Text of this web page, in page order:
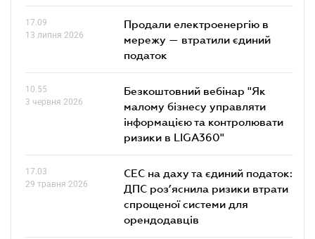
17.09
13 липня 2026
Продали електроенергію в
мережу — втратили єдиний
податок
10.55
3 червня 2026
Безкоштовний вебінар "Як
малому бізнесу управляти
інформацією та контролювати
ризики в LIGA360"
17.03
29 травня 2026
СЕС на даху та єдиний податок:
ДПС роз’яснила ризики втрати
спрощеної системи для
орендодавців